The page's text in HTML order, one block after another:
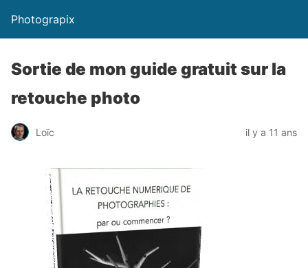
Photograpix
Sortie de mon guide gratuit sur la
retouche photo
Loïc il y a 11 ans